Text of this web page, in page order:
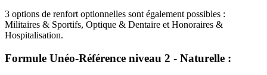
3 options de renfort optionnelles sont également possibles :
Militaires & Sportifs, Optique & Dentaire et Honoraires &
Hospitalisation.
Formule Unéo-Référence niveau 2 - Naturelle :